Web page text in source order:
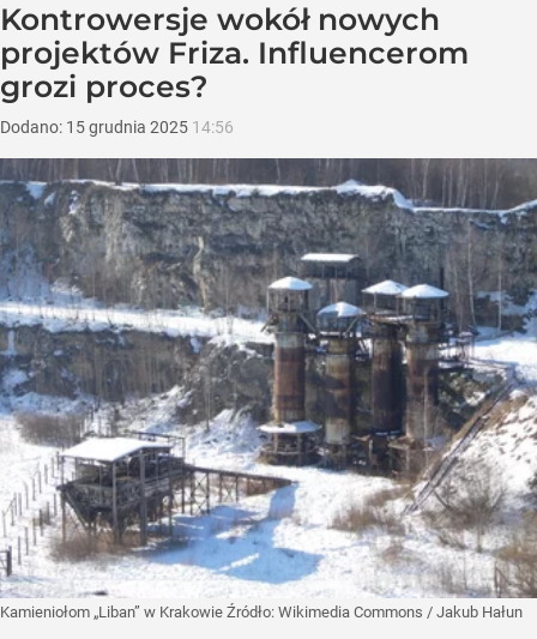
Kontrowersje wokół nowych
projektów Friza. Influencerom
grozi proces?
Dodano: 15grudnia 2025 14:56
Kamieniołom „Liban” w Krakowie Źródło: Wikimedia Commons / Jakub Hałun